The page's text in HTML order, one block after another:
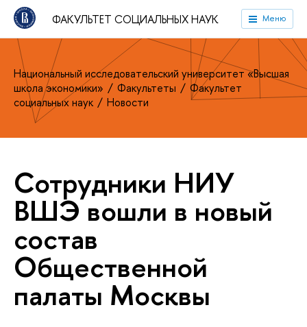
ФАКУЛЬТЕТ СОЦИАЛЬНЫХ НАУК Меню
Национальный исследовательский университет «Высшая
школа экономики»
Факультеты
Факультет
социальных наук
Новости
Сотрудники НИУ
ВШЭ вошли в новый
состав
Общественной
палаты Москвы